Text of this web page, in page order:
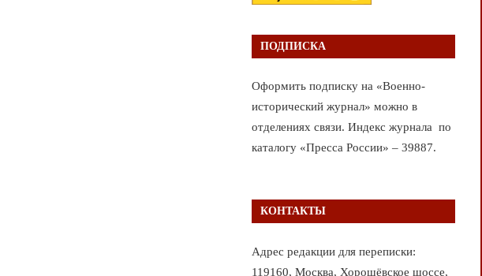
ПОДПИСКА
Оформить подписку на «Военно-
исторический журнал» можно в
отделениях связи. Индекс журнала по
каталогу «Пресса России» – 39887.
КОНТАКТЫ
Адрес редакции для переписки:
119160, Москва, Хорошёвское шоссе,